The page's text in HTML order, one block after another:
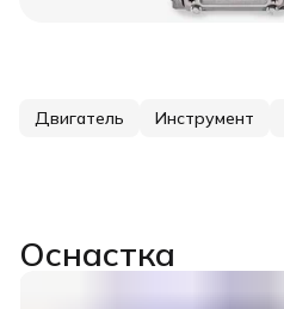
Двигатель
Инструмент
Оснастка